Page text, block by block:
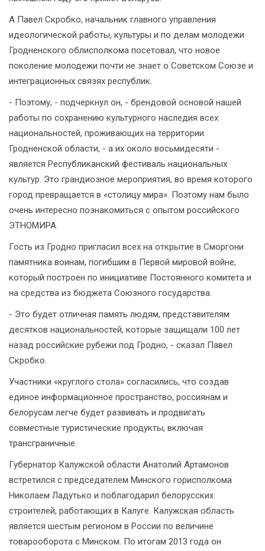
А Павел Скробко, начальник главного управления
идеологической работы, культуры и по делам молодежи
Гродненского облисполкома посетовал, что новое
поколение молодежи почти не знает о Советском Союзе и
интеграционных связях республик.
- Поэтому, - подчеркнул он, - брендовой основой нашей
работы по сохранению культурного наследия всех
национальностей, проживающих на территории
Гродненской области, - а их около восьмидесяти -
является Республиканский фестиваль национальных
культур. Это грандиозное мероприятия, во время которого
город превращается в «столицу мира». Поэтому нам было
очень интересно познакомиться с опытом российского
ЭТНОМИРА.
Гость из Гродно пригласил всех на открытие в Сморгони
памятника воинам, погибшим в Первой мировой войне,
который построен по инициативе Постоянного комитета и
на средства из бюджета Союзного государства.
- Это будет отличная память людям, представителям
десятков национальностей, которые защищали 100 лет
назад российские рубежи под Гродно, - сказал Павел
Скробко.
Участники «круглого стола» согласились, что создав
единое информационное пространство, россиянам и
белорусам легче будет развивать и продвигать
совместные туристические продукты, включая
трансграничные.
Губернатор Калужской области Анатолий Артамонов
встретился с председателем Минского горисполкома
Николаем Ладутько и поблагодарил белорусских
строителей, работающих в Калуге. Калужская область
является шестым регионом в России по величине
товарооборота с Минском. По итогам 2013 года он